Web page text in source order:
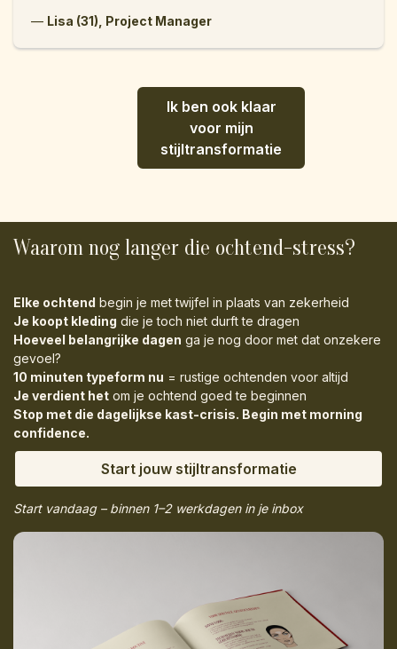
— Lisa (31), Project Manager
Ik ben ook klaar
voor mijn
stijltransformatie
Waarom nog langer die ochtend-stress?
Elke ochtend begin je met twijfel in plaats van zekerheid
Je koopt kleding die je toch niet durft te dragen
Hoeveel belangrijke dagen ga je nog door met dat onzekere
gevoel?
10 minuten typeform nu = rustige ochtenden voor altijd
Je verdient het om je ochtend goed te beginnen
Stop met die dagelijkse kast-crisis. Begin met morning
confidence.
Start jouw stijltransformatie
Start vandaag – binnen 1–2 werkdagen in je inbox